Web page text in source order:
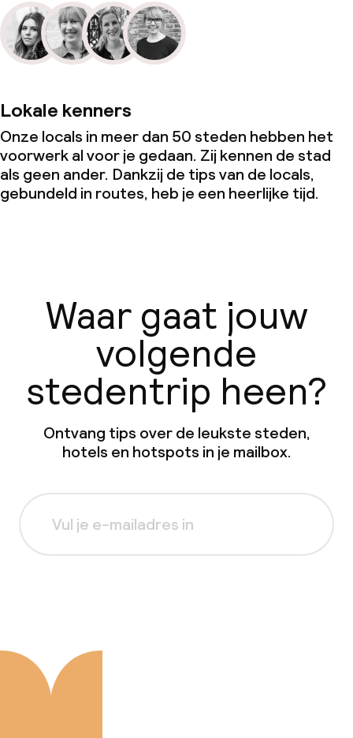
Lokale kenners
Onze locals in meer dan 50 steden hebben het
voorwerk al voor je gedaan. Zij kennen de stad
als geen ander. Dankzij de tips van de locals,
gebundeld in routes, heb je een heerlijke tijd.
Waar gaat jouw
volgende
stedentrip heen?
Ontvang tips over de leukste steden,
hotels en hotspots in je mailbox.